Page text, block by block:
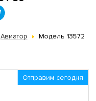
Авиатор Модель 13572
Отправим сегодня